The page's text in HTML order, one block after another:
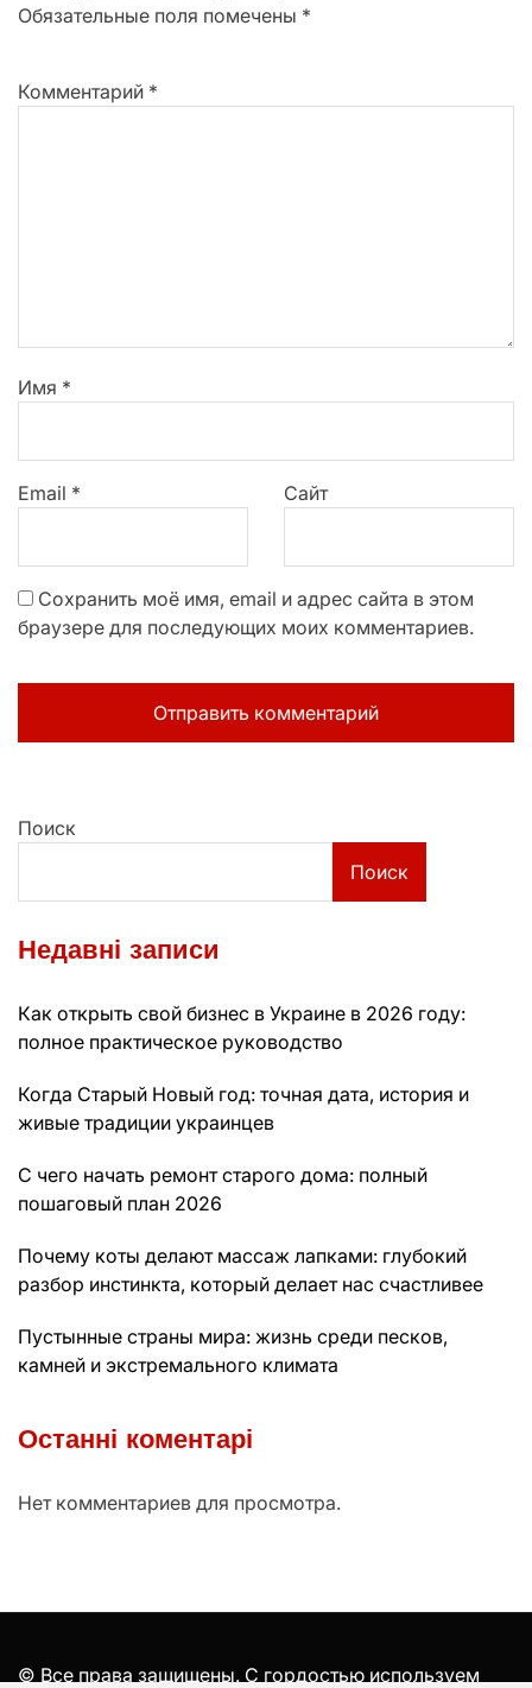
Обязательные поля помечены *
Комментарий *
Имя *
Email * Сайт
Сохранить моё имя, email и адрес сайта в этом
браузере для последующих моих комментариев.
Поиск
Поиск
Недавні записи
Как открыть свой бизнес в Украине в 2026 году:
полное практическое руководство
Когда Старый Новый год: точная дата, история и
живые традиции украинцев
С чего начать ремонт старого дома: полный
пошаговый план 2026
Почему коты делают массаж лапками: глубокий
разбор инстинкта, который делает нас счастливее
Пустынные страны мира: жизнь среди песков,
камней и экстремального климата
Останні коментарі
Нет комментариев для просмотра.
© Все права защищены. С гордостью используем